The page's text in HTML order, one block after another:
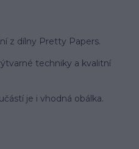
z dílny Pretty Papers.
techniky a kvalitní
je i vhodná obálka.